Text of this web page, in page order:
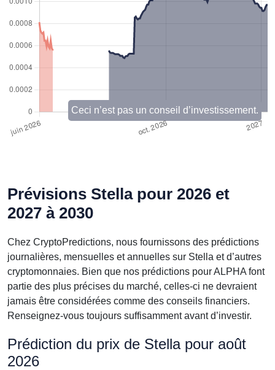
Ceci n’est pas un conseil d’investissement.
Prévisions Stella pour 2026 et
2027 à 2030
Chez CryptoPredictions, nous fournissons des prédictions
journalières, mensuelles et annuelles sur Stella et d’autres
cryptomonnaies. Bien que nos prédictions pour ALPHA font
partie des plus précises du marché, celles-ci ne devraient
jamais être considérées comme des conseils financiers.
Renseignez-vous toujours suffisamment avant d’investir.
Prédiction du prix de Stella pour août
2026